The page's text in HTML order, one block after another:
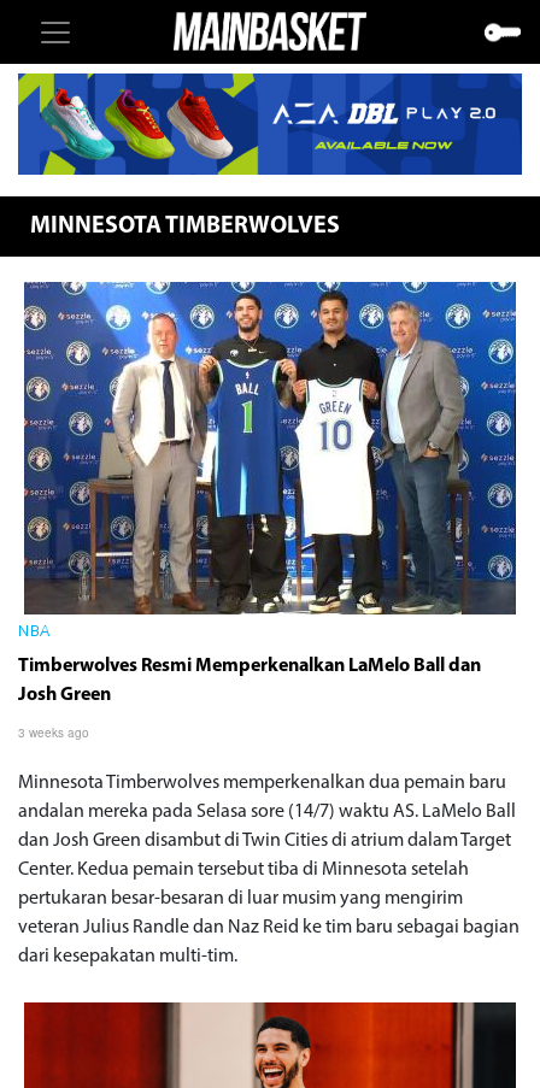
MINNESOTA TIMBERWOLVES
NBA
Timberwolves Resmi Memperkenalkan LaMelo Ball dan
Josh Green
3 weeks ago
Minnesota Timberwolves memperkenalkan dua pemain baru
andalan mereka pada Selasa sore (14/7) waktu AS. LaMelo Ball
dan Josh Green disambut di Twin Cities di atrium dalam Target
Center. Kedua pemain tersebut tiba di Minnesota setelah
pertukaran besar-besaran di luar musim yang mengirim
veteran Julius Randle dan Naz Reid ke tim baru sebagai bagian
dari kesepakatan multi-tim.